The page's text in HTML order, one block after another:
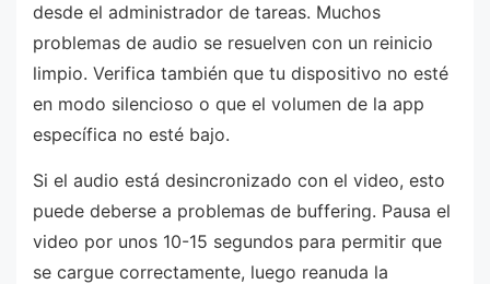
desde el administrador de tareas. Muchos
problemas de audio se resuelven con un reinicio
limpio. Verifica también que tu dispositivo no esté
en modo silencioso o que el volumen de la app
específica no esté bajo.
Si el audio está desincronizado con el video, esto
puede deberse a problemas de buffering. Pausa el
video por unos 10-15 segundos para permitir que
se cargue correctamente, luego reanuda la